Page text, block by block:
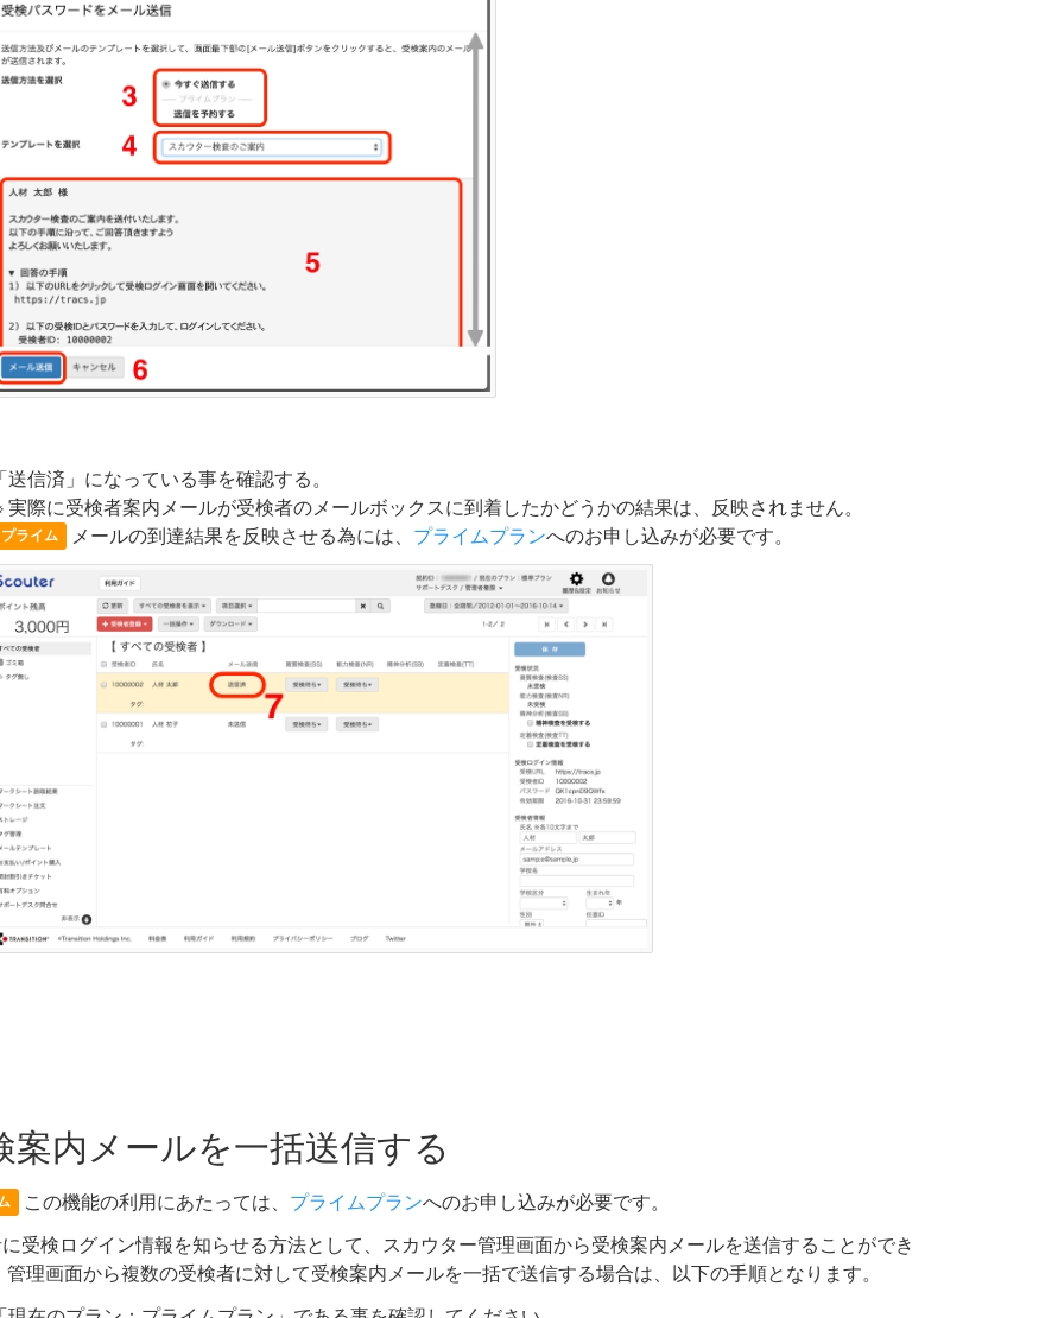
送信済」になっている事を確認する。
実際に受検者案内メールが受検者のメールボックスに到着したかどうかの結果は、反映されません。
プライム メールの到達結果を反映させる為には、 プライムプランへのお申し込みが必要です。
案内メールを一括送信する
この機能の利用にあたっては、 プライムプランへのお申し込みが必要です。
受検ログイン情報を知らせる方法として、スカウター管理画面から受検案内メールを送信することができ
管理画面から複数の受検者に対して受検案内メールを一括で送信する場合は、以下の手順となります。